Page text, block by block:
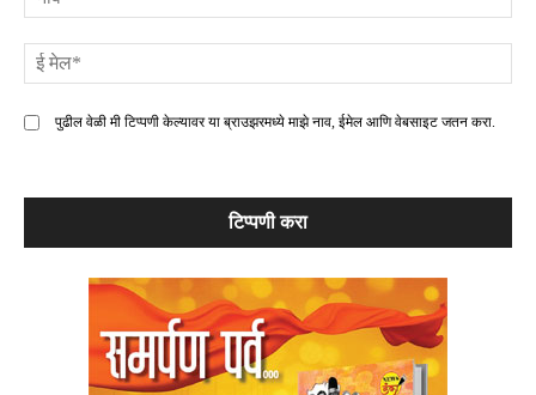
पुढील वेळी मी टिप्पणी केल्यावर या ब्राउझरमध्ये माझे नाव, ईमेल आणि वेबसाइट जतन करा.